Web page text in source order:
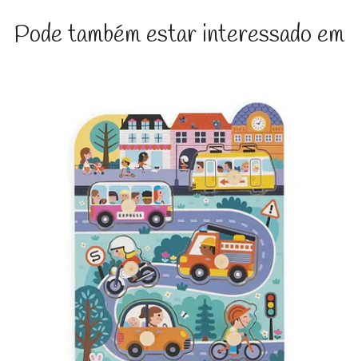
Pode também estar interessado em